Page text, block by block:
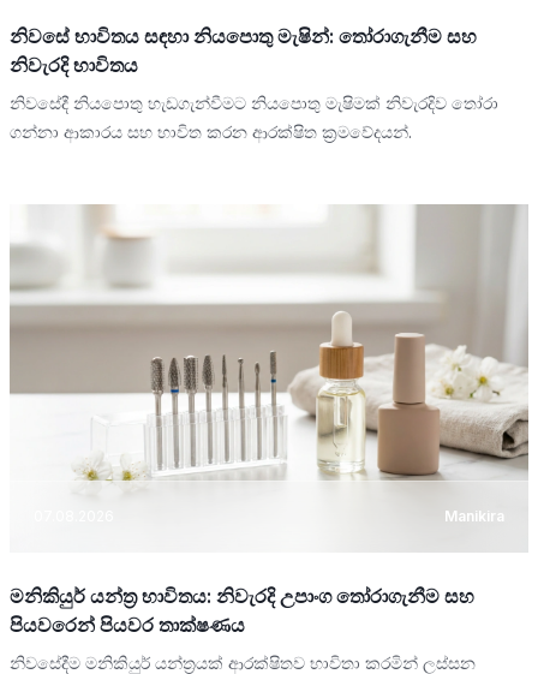
නිවසේ භාවිතය සඳහා නියපොතු මැෂින්: තෝරාගැනීම සහ
නිවැරදි භාවිතය
නිවසේදී නියපොතු හැඩගැන්වීමට නියපොතු මැෂිමක් නිවැරදිව තෝරා
ගන්නා ආකාරය සහ භාවිත කරන ආරක්ෂිත ක්‍රමවේදයන්.
Manikira
මනිකියුර් යන්ත්‍ර භාවිතය: නිවැරදි උපාංග තෝරාගැනීම සහ
පියවරෙන් පියවර තාක්ෂණය
නිවසේදීම මනිකියුර් යන්ත්‍රයක් ආරක්ෂිතව භාවිතා කරමින් ලස්සන